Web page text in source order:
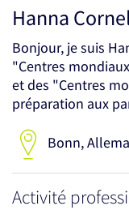
Hanna
Bonjour, je suis
"Centres
et des "Centres
préparation aux
Bonn,
Activité